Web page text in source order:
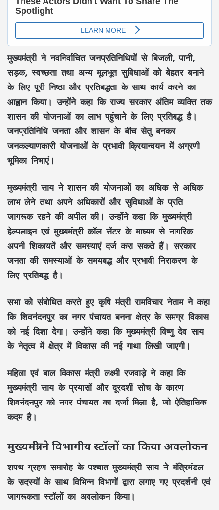
मुख्यमंत्री ने नवनिर्वाचित जनप्रतिनिधियों सेबिजली, पानी,
सड़क, स्वच्छतातथा अन्य मूलभूत सुविधाओं को बेहतर बनाने
के लिए पूरी निष्ठा और प्रतिबद्धता के साथ कार्य करने का
आह्वान किया। उन्होंने कहा कि राज्य सरकार अंतिम व्यक्ति तक
शासन की योजनाओं का लाभ पहुंचाने के लिए प्रतिबद्ध है।
जनप्रतिनिधि जनता और शासन के बीच सेतु बनकर
जनकल्याणकारी योजनाओं के प्रभावी क्रियान्वयन में अग्रणी
भूमिका निभाएं।
मुख्यमंत्रीसायने शासन की योजनाओं का अधिक से अधिक
लाभ लेने तथा अपने अधिकारों और सुविधाओं के प्रति
जागरूक रहने की अपील की। उन्होंने कहा किमुख्यमंत्री
हेल्पलाइनएवंमुख्यमंत्री कॉल सेंटरके माध्यम से नागरिक
अपनी शिकायतें और समस्याएं दर्ज करा सकते हैं। सरकार
जनता की समस्याओं के समयबद्ध और प्रभावी निराकरण के
लिए प्रतिबद्ध है।
सभा को संबोधित करते हुए कृषि मंत्रीरामविचार नेतामने कहा
किशिवनंदनपुर का नगर पंचायत बननाक्षेत्र के समग्र विकास
को नई दिशा देगा। उन्होंने कहा कि मुख्यमंत्रीविष्णु देव साय
के नेतृत्व में क्षेत्र में विकास की नई गाथा लिखी जाएगी।
महिला एवं बाल विकास मंत्रीलक्ष्मी रजवाड़ेने कहा कि
मुख्यमंत्रीसायके प्रयासों और दूरदर्शी सोच के कारण
शिवनंदनपुर को नगर पंचायत का दर्जामिला है, जो ऐतिहासिक
कदम है।
मुख्यमंत्री ने विभागीय स्टॉलों का किया अवलोकन
शपथ ग्रहण समारोह के पश्चात मुख्यमंत्रीसायने मंत्रिमंडल
के सदस्यों के साथ विभिन्न विभागों द्वारा लगाए गए प्रदर्शनी एवं
जागरूकता स्टॉलों का अवलोकन किया।